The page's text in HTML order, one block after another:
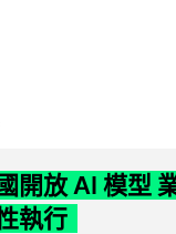
開放 AI 模型
執行